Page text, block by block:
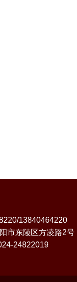
13840464220
市东陵区方凌路2号
24822019